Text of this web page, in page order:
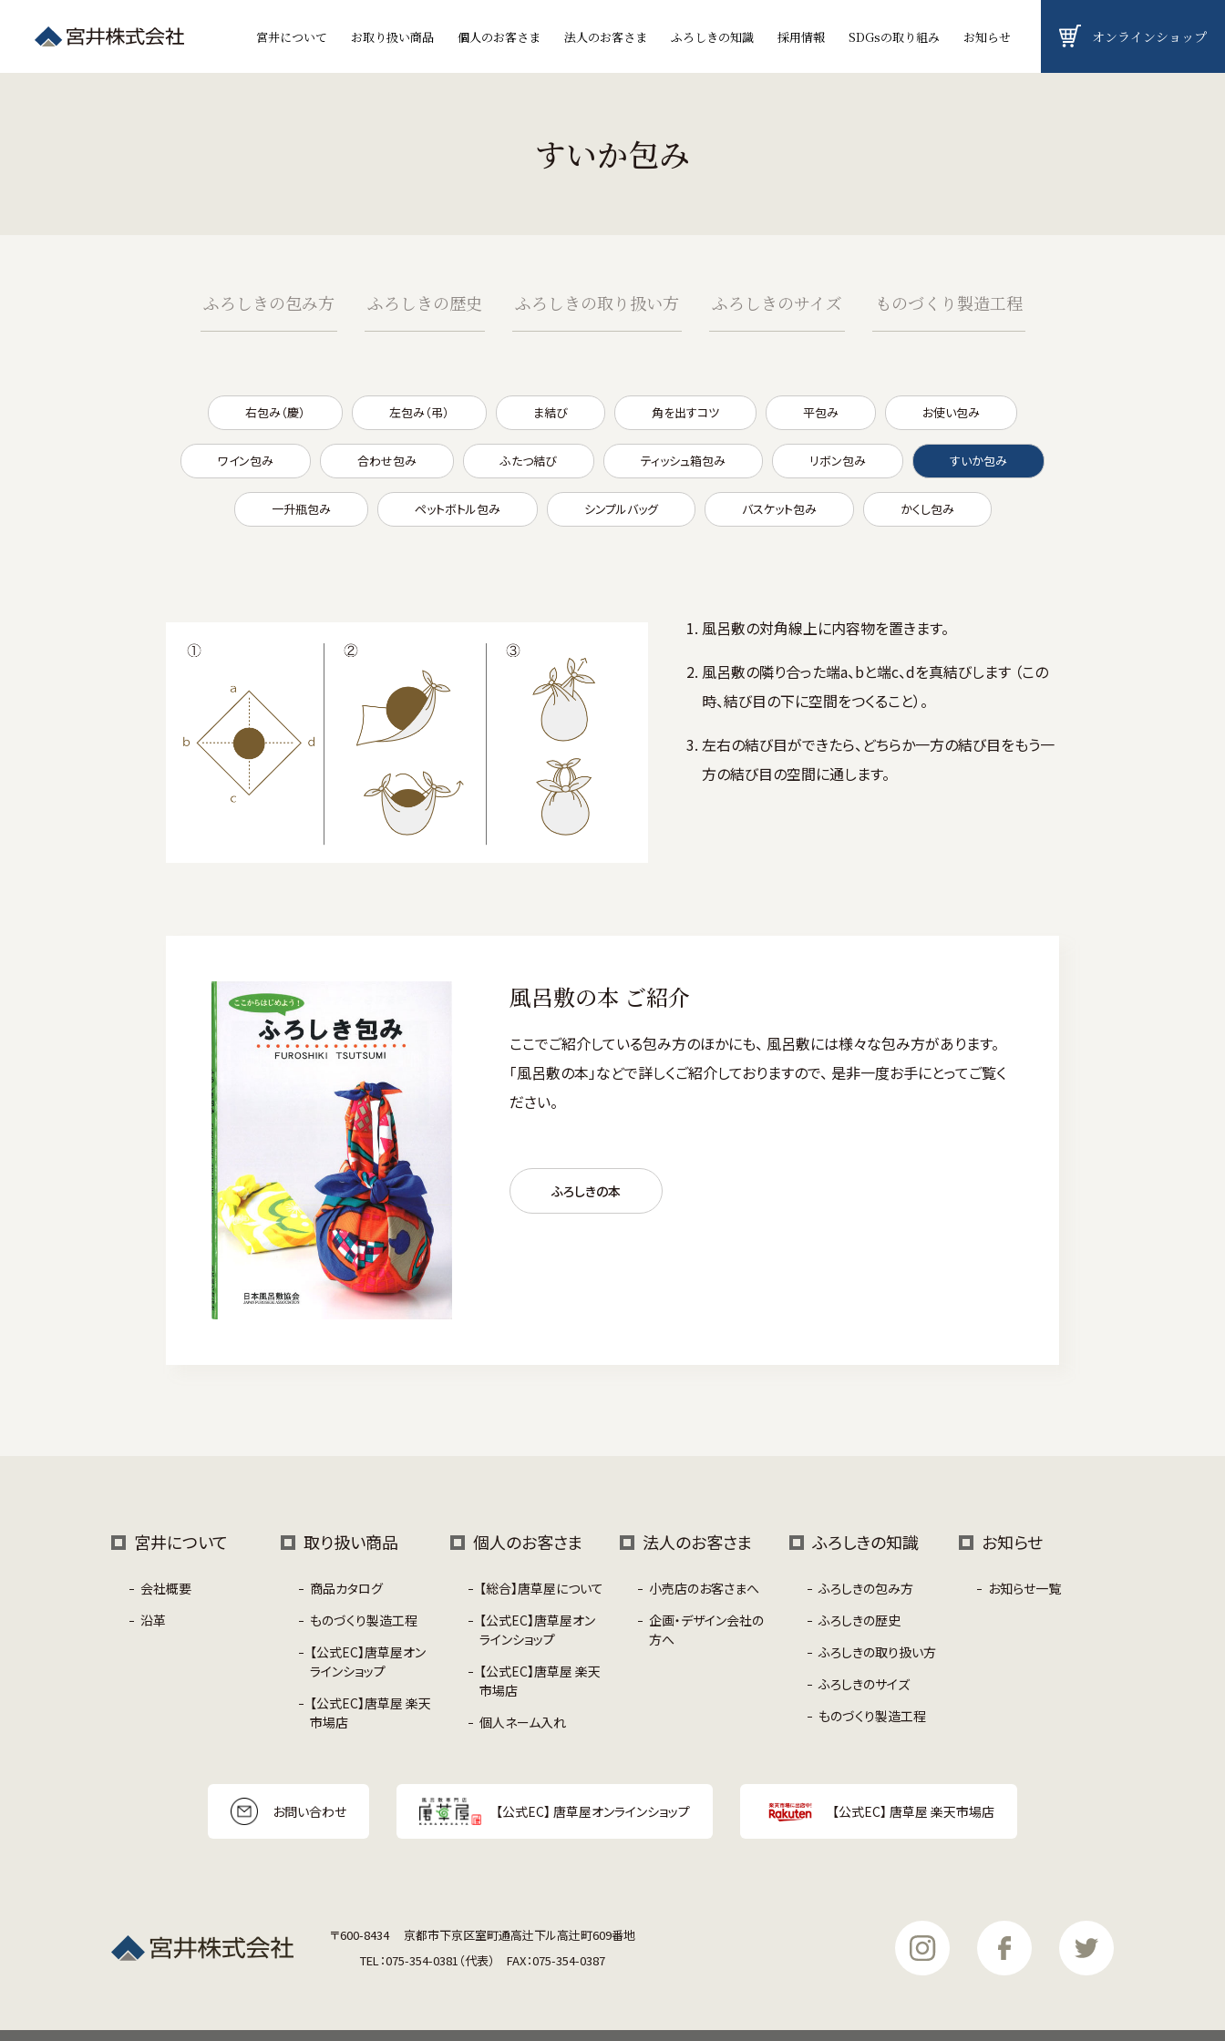
宮井について お取り扱い商品 個人のお客さま 法人のお客さま ふろしきの知識 採用情報 SDGsの取り組み お知らせ オンラインショップ
すいか包み
ふろしきの包み方 ふろしきの歴史 ふろしきの取り扱い方 ふろしきのサイズ ものづくり製造工程
右包み（慶） 左包み（弔） ま結び 角を出すコツ 平包み お使い包み
ワイン包み 合わせ包み ふたつ結び ティッシュ箱包み リボン包み すいか包み
一升瓶包み ペットボトル包み シンプルバッグ バスケット包み かくし包み
風呂敷の対角線上に内容物を置きます。
風呂敷の隣り合った端a、bと端c、dを真結びします （この
時、結び目の下に空間をつくること）。
左右の結び目ができたら、どちらか一方の結び目をもう一
方の結び目の空間に通します。
風呂敷の本 ご紹介
ここでご紹介している包み方のほかにも、 風呂敷には様々な包み方があります。
「風呂敷の本」などで詳しくご紹介しておりますので、 是非一度お手にとってご覧く
ださい。
ふろしきの本
宮井について
会社概要
沿革
取り扱い商品
商品カタログ
ものづくり製造工程
【公式EC】唐草屋オン
ラインショップ
【公式EC】唐草屋 楽天
市場店
個人のお客さま
【総合】唐草屋について
【公式EC】唐草屋オン
ラインショップ
【公式EC】唐草屋 楽天
市場店
個人ネーム入れ
法人のお客さま
小売店のお客さまへ
企画・デザイン会社の
方へ
ふろしきの知識
ふろしきの包み方
ふろしきの歴史
ふろしきの取り扱い方
ふろしきのサイズ
ものづくり製造工程
お知らせ
お知らせ一覧
お問い合わせ 【公式EC】 唐草屋オンラインショップ 【公式EC】 唐草屋 楽天市場店
〒600-8434
京都市下京区室町通高辻下ル高辻町609番地
TEL：075-354-0381（代表）
FAX：075-354-0387